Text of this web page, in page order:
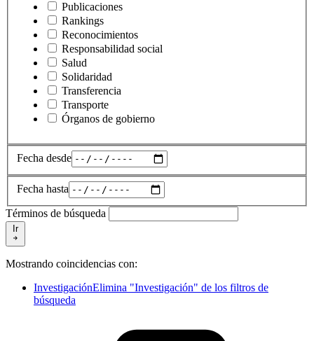
Publicaciones
Rankings
Reconocimientos
Responsabilidad social
Salud
Solidaridad
Transferencia
Transporte
Órganos de gobierno
Fecha desde
Fecha hasta
Términos de búsqueda
Ir
Mostrando coincidencias con:
InvestigaciónElimina "Investigación" de los filtros de
búsqueda